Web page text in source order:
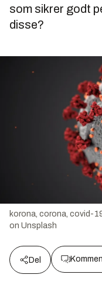
som sikrer godt
disse?
korona, corona, covid-
on Unsplash
Del